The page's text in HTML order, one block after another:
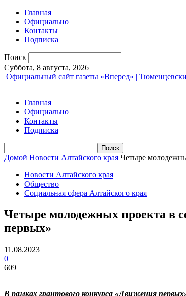
Главная
Официально
Контакты
Подписка
Поиск
Суббота, 8 августа, 2026
Официальный сайт газеты «Вперед» |
Главная
Официально
Контакты
Подписка
Домой Новости Алтайского края Четыре
Новости Алтайского края
Общество
Социальная сфера Алтайского края
Четыре молодежных проекта в
первых»
11.08.2023
0
609
В рамках грантового конкурса «Движения